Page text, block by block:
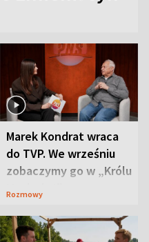
Marek Kondrat wraca
do TVP. We wrześniu
zobaczymy go w „Królu
Maciusiu I”
Rozmowy